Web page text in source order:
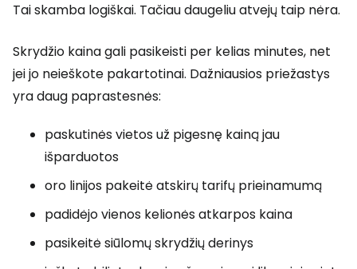
Tai skamba logiškai. Tačiau daugeliu atvejų taip nėra.
Skrydžio kaina gali pasikeisti per kelias minutes, net
jei jo neieškote pakartotinai. Dažniausios priežastys
yra daug paprastesnės:
paskutinės vietos už pigesnę kainą jau
išparduotos
oro linijos pakeitė atskirų tarifų prieinamumą
padidėjo vienos kelionės atkarpos kaina
pasikeitė siūlomų skrydžių derinys